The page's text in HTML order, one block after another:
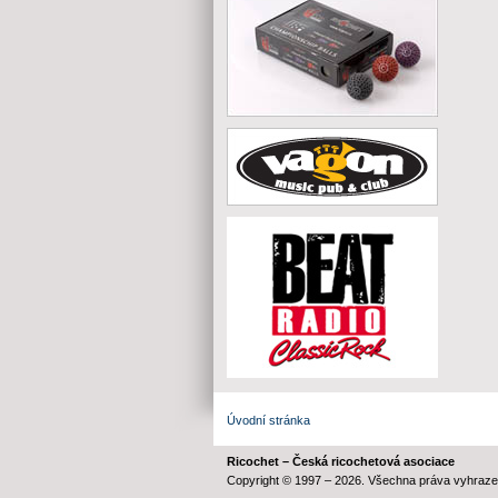
Úvodní stránka
Ricochet – Česká ricochetová asociace
Copyright © 1997 – 2026. Všechna práva